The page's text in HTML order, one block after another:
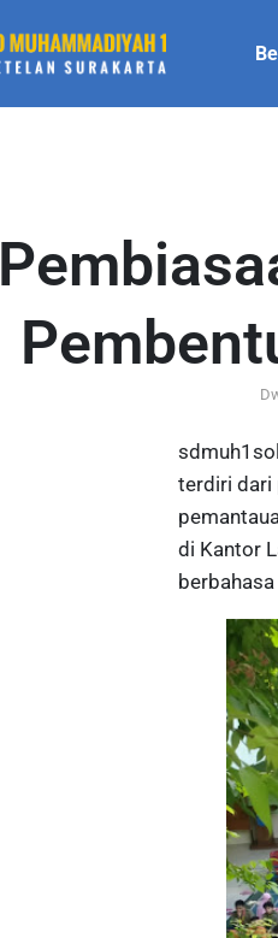
terdiri dari
di Kantor